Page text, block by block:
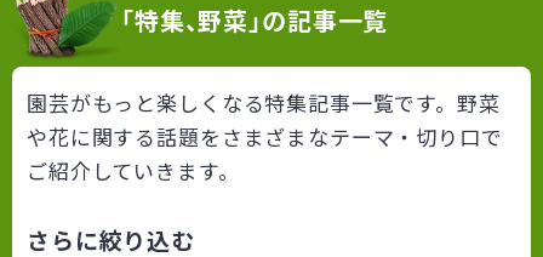
「特集、野菜」の記事一覧
園芸がもっと楽しくなる特集記事一覧です。野菜
や花に関する話題をさまざまなテーマ・切り口で
ご紹介していきます。
さらに絞り込む